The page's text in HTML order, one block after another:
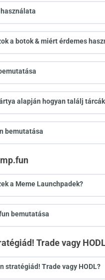
a botok & miért érdemes
alapján hogyan találj
bemutatása
a Meme Launchpadek?
bemutatása
Trade vagy
stratégiád! Trade vagy HODL?